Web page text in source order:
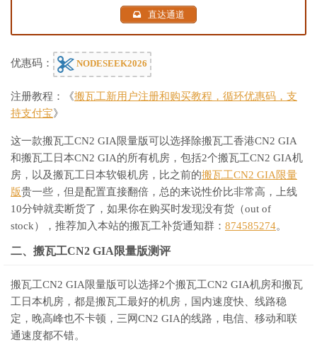
直达通道
优惠码： NODESEEK2026
注册教程：《搬瓦工新用户注册和购买教程，循环优惠码，支
持支付宝》
这一款搬瓦工CN2 GIA限量版可以选择除搬瓦工香港CN2 GIA
和搬瓦工日本CN2 GIA的所有机房，包括2个搬瓦工CN2 GIA机
房，以及搬瓦工日本软银机房，比之前的搬瓦工CN2 GIA限量
版贵一些，但是配置直接翻倍，总的来说性价比非常高，上线
10分钟就卖断货了，如果你在购买时发现没有货（out of
stock），推荐加入本站的搬瓦工补货通知群： 874585274。
二、搬瓦工CN2 GIA限量版测评
搬瓦工CN2 GIA限量版可以选择2个搬瓦工CN2 GIA机房和搬瓦
工日本机房，都是搬瓦工最好的机房，国内速度快、线路稳
定，晚高峰也不卡顿，三网CN2 GIA的线路，电信、移动和联
通速度都不错。